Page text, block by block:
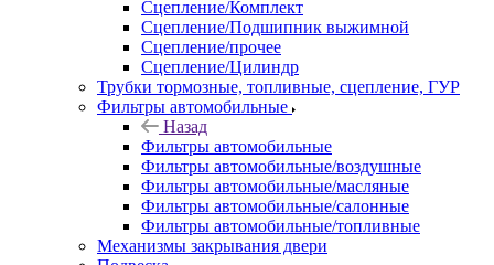
Сцепление/Комплект
Сцепление/Подшипник выжимной
Сцепление/прочее
Сцепление/Цилиндр
Трубки тормозные, топливные, сцепление, ГУР
Фильтры автомобильные
Назад
Фильтры автомобильные
Фильтры автомобильные/воздушные
Фильтры автомобильные/масляные
Фильтры автомобильные/салонные
Фильтры автомобильные/топливные
Механизмы закрывания двери